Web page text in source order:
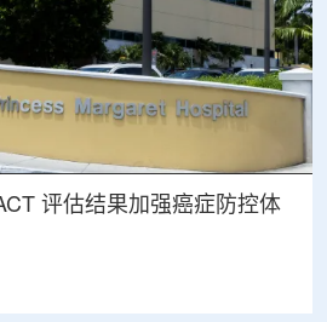
评估结果加强癌症防控体